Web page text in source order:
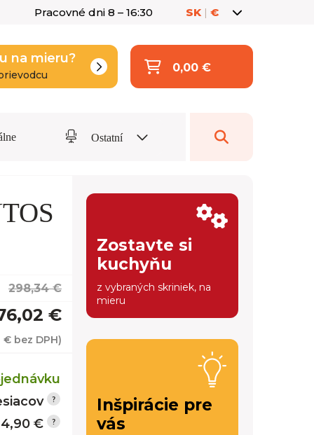
Pracovné dni 8 – 16:30 SK | €
na mieru?
0,00 €
Ostatní
298,34 €
€
€ bez DPH)
€
Zostavte si
kuchyňu
z vybraných skriniek, na
mieru
Inšpirácie pre
vás